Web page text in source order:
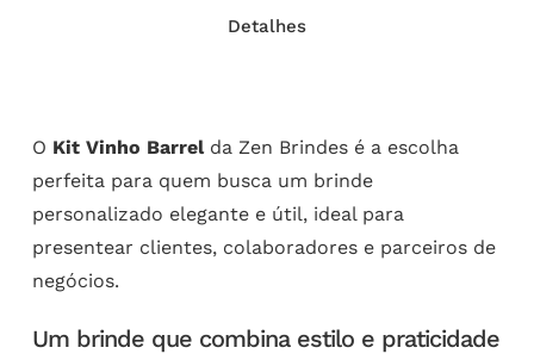
Detalhes
O Kit Vinho Barrelda Zen Brindes é a escolha
perfeita para quem busca um brinde
personalizado elegante e útil, ideal para
presentear clientes, colaboradores e parceiros de
negócios.
Um brinde que combina estilo e praticidade